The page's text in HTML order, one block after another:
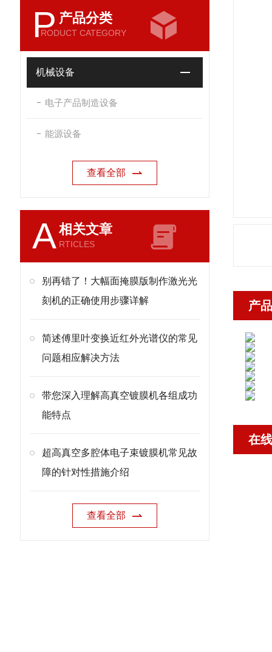
P 产品分类
RODUCT CATEGORY
机械设备
电子产品制造设备
能源设备
查看全部
A相关文章
RTICLES
别再错了！大幅面掩膜版制作激光光
刻机的正确使用步骤详解
简述傅里叶变换近红外光谱仪的常见
问题相应解决方法
带您深入理解高真空镀膜机各组成功
能特点
超高真空多腔体电子束镀膜机常见故
障的针对性措施介绍
查看全部
产
在